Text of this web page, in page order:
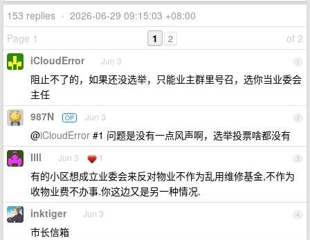
153 replies • 2026-06-29 09:15:03 +08:00
Page 1
of 2
1 2
1
iCloudError Jun 3
阻止不了的，如果还没选举，只能业主群里号召，选你当业委会
主任
2
987N OP Jun 3
@iCloudError #1 问题是没有一点风声啊，选举投票啥都没有
3
IlIl Jun 3 1
有的小区想成立业委会来反对物业不作为乱用维修基金,不作为
收物业费不办事.你这边又是另一种情况.
4
inktiger Jun 3
市长信箱